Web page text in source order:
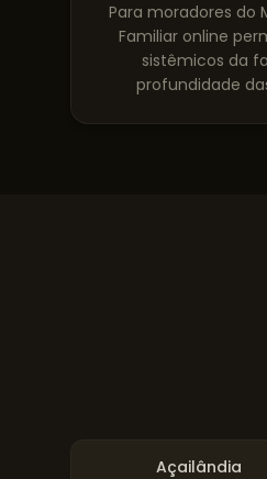
Para moradores do
Familiar online
sistêmicos da
profundidade
Açailândia